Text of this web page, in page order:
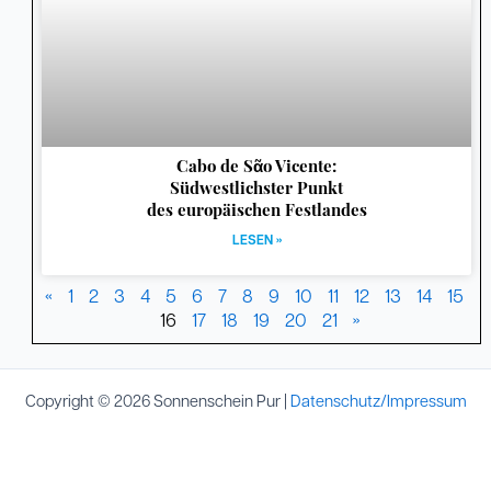
Cabo de Sᾶo Vicente:
Südwestlichster Punkt
des europäischen Festlandes
LESEN »
« 1 2 3 4 5 6 7 8 9 10 11 12 13 14
15
16
17 18 19 20 21 »
Copyright © 2026 Sonnenschein Pur | Datenschutz/Impressum